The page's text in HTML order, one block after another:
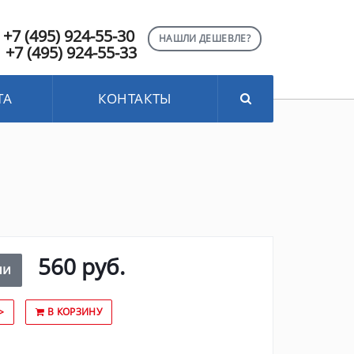
НАШЛИ ДЕШЕВЛЕ?
+7 (495) 924-55-30
+7 (495) 924-55-33
КОНТАКТЫ
560 руб.
В КОРЗИНУ